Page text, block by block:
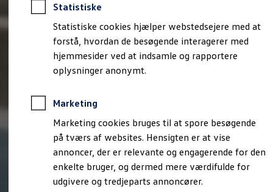
Statistiske
Statistiske cookies hjælper webstedsejere med at
forstå, hvordan de besøgende interagerer med
hjemmesider ved at indsamle og rapportere
oplysninger anonymt.
Marketing
Marketing cookies bruges til at spore besøgende
på tværs af websites. Hensigten er at vise
annoncer, der er relevante og engagerende for den
enkelte bruger, og dermed mere værdifulde for
udgivere og tredjeparts annoncører.
Volkswagen Finansiering
Forsikringsberegner
Ejere og services
Book tid på værkstedet
Service
Serviceabonnementer
Service 5+
Prismatch
Fordele ved autoriseret værksted
Brugbar information
Softwareopdateringer
Servicefordele
Digitale ekstrafunktioner
Se tjenesterne til din model
Volkswagen-apps, login og shop
Forbind mobiltelefonen med bilen